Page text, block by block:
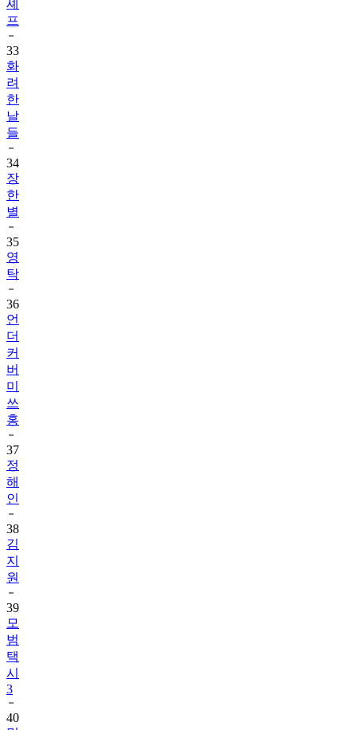
셰
프
33
화
려
한
날
들
34
장
한
별
35
영
탁
36
언
더
커
버
미
쓰
홍
37
정
해
인
38
김
지
원
39
모
범
택
시
3
40